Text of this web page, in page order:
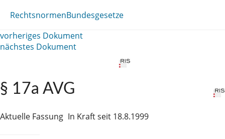
RechtsnormenBundesgesetze
vorheriges Dokument
nächstes Dokument
§ 17a AVG
Aktuelle Fassung In Kraft seit 18.8.1999